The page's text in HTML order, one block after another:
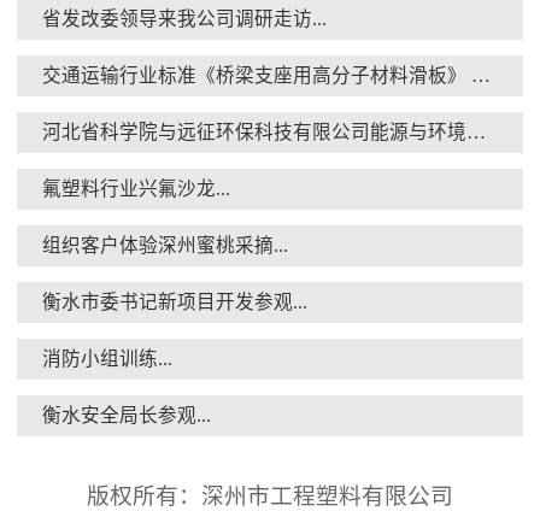
衡水安全局长参观...
省发改委领导来我公司调研走访...
交通运输行业标准《桥梁支座用高分子材料滑板》 送审稿审查会在京召开...
河北省科学院与远征环保科技有限公司能源与环境新材料成果转化基地签约暨揭牌仪式...
氟塑料行业兴氟沙龙...
组织客户体验深州蜜桃采摘...
衡水市委书记新项目开发参观...
消防小组训练...
衡水安全局长参观...
版权所有：深州市工程塑料有限公司